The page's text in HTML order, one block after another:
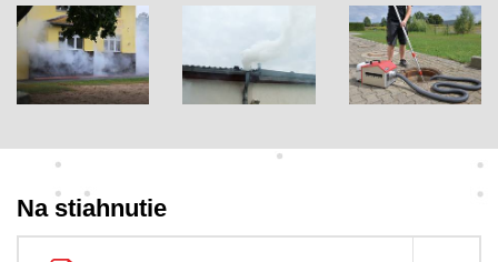
Na stiahnutie